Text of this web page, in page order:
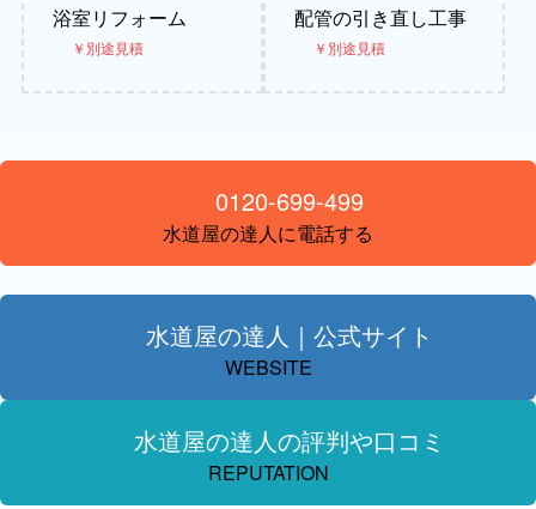
浴室リフォーム
￥別途見積
配管の引き直し工事
￥別途見積
0120-699-499
水道屋の達人に電話する
水道屋の達人｜公式サイト
WEBSITE
水道屋の達人の評判や口コミ
REPUTATION